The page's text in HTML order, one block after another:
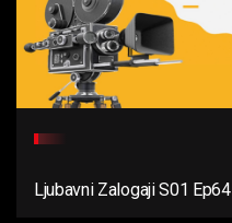
Ljubavni Zalogaji S01 Ep64